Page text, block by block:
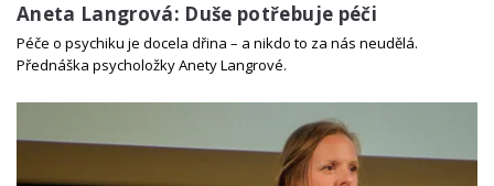
Aneta Langrová: Duše potřebuje péči
Péče o psychiku je docela dřina – a nikdo to za nás neudělá.
Přednáška psycholožky Anety Langrové.